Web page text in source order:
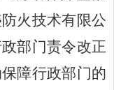
火技术有限公
部门责令改正
障行政部门的